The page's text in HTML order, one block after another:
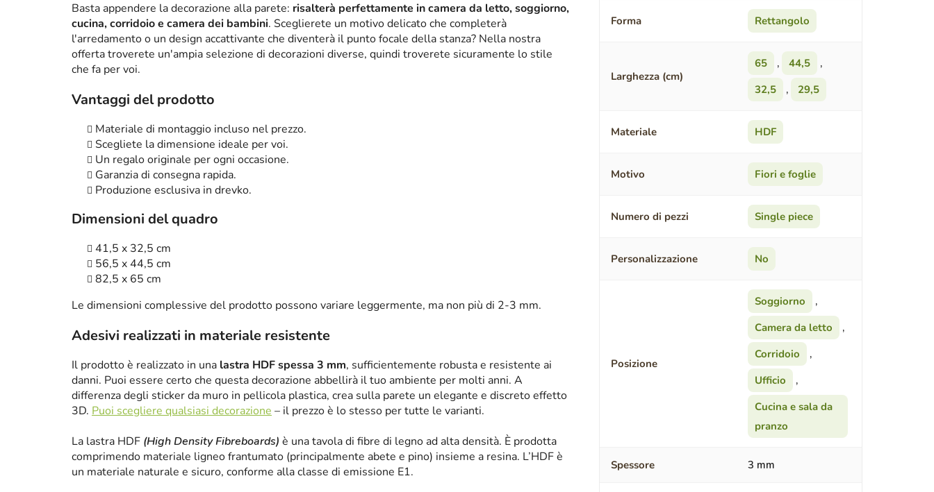
Basta appendere la decorazione alla parete: risalterà perfettamente in camera da letto, soggiorno,
cucina, corridoio e camera dei bambini. Sceglierete un motivo delicato che completerà
l'arredamento o un design accattivante che diventerà il punto focale della stanza? Nella nostra
offerta troverete un'ampia selezione di decorazioni diverse, quindi troverete sicuramente lo stile
che fa per voi.
Vantaggi del prodotto
Materiale di montaggio incluso nel prezzo.
Scegliete la dimensione ideale per voi.
Un regalo originale per ogni occasione.
Garanzia di consegna rapida.
Produzione esclusiva in drevko.
Dimensioni del quadro
41,5 x 32,5 cm
56,5 x 44,5 cm
82,5 x 65 cm
Le dimensioni complessive del prodotto possono variare leggermente, ma non più di 2-3 mm.
Adesivi realizzati in materiale resistente
Il prodotto è realizzato in una lastra HDF spessa 3 mm, sufficientemente robusta e resistente ai
danni. Puoi essere certo che questa decorazione abbellirà il tuo ambiente per molti anni. A
differenza degli sticker da muro in pellicola plastica, crea sulla parete un elegante e discreto effetto
3D. Puoi scegliere qualsiasi decorazione – il prezzo è lo stesso per tutte le varianti.
La lastra HDF (High Density Fibreboards) è una tavola di fibre di legno ad alta densità. È prodotta
comprimendo materiale ligneo frantumato (principalmente abete e pino) insieme a resina. L’HDF è
un materiale naturale e sicuro, conforme alla classe di emissione E1.
Forma Rettangolo
Larghezza (cm)
65 , 44,5
,
32,5
, 29,5
Materiale HDF
Motivo Fiori e foglie
Numero di pezzi Single piece
Personalizzazione No
Posizione
Soggiorno
,
Camera da letto
,
Corridoio
,
Ufficio
,
Cucina e sala da
pranzo
Spessore 3 mm